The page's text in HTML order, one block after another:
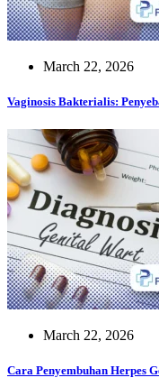
March 22, 2026
Vaginosis Bakterialis:
March 22, 2026
Cara Penyembuhan Herpes